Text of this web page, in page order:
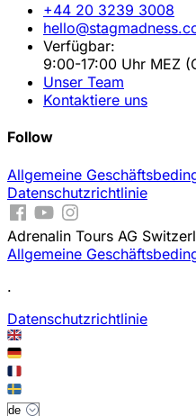
+44 20 3239 3008
Verfügbar:
9:00-17:00 Uhr MEZ
Unser Team
Kontaktiere uns
Follow
Allgemeine
Datenschutzrichtlinie
Adrenalin Tours AG
Allgemeine
.
Datenschutzrichtlinie